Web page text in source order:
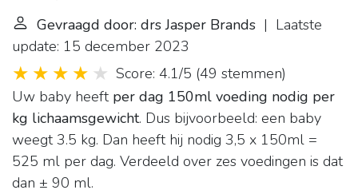
Gevraagd door: drs Jasper Brands | Laatste
update: 15 december 2023
Score: 4.1/5 (49 stemmen)
Uw baby heeft per dag 150ml voeding nodig per
kg lichaamsgewicht. Dus bijvoorbeeld: een baby
weegt 3.5 kg. Dan heeft hij nodig 3,5 x 150ml =
525 ml per dag. Verdeeld over zes voedingen is dat
dan ± 90 ml.